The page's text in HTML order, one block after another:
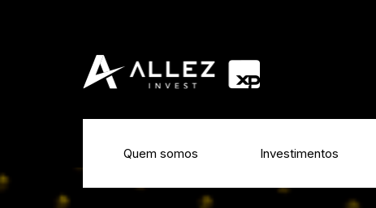
Quem somos Investimentos